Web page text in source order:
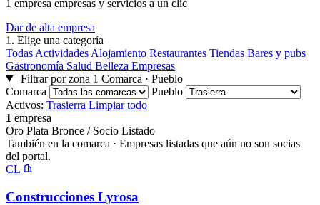
1 empresa empresas y servicios a un clic
Dar de alta empresa
1. Elige una categoría
Todas Actividades Alojamiento Restaurantes Tiendas Bares y pubs
Gastronomía Salud Belleza Empresas
Filtrar por zona 1 Comarca · Pueblo
Comarca
Pueblo
Activos: Trasierra Limpiar todo
1 empresa
Oro Plata Bronce / Socio Listado
También en la comarca · Empresas listadas que aún no son socias
del portal.
CL
Construcciones Lyrosa